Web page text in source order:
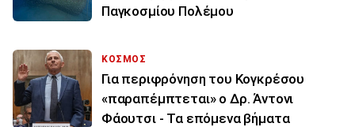
Παγκοσμίου Πολέμου
ΚΟΣΜΟΣ
Για περιφρόνηση του Κογκρέσου
«παραπέμπτεται» ο Δρ. Άντονι
Φάουτσι - Τα επόμενα βήματα